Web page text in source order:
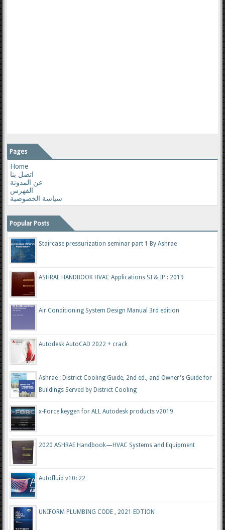
Pages
Home
اتصل بنا
عن المدونة
الفهرس
سياسة الخصوصية
Popular Posts
Staircase pressurization seminar part 1 By Ashrae
ASHRAE HANDBOOK HVAC Applications SI & IP : 2019
Air Conditioning System Design Manual 3rd edition
Autodesk AutoCAD 2022 + crack
Ashrae : District Cooling Guide, 2nd ed., and Owner's Guide for
Buildings Served by District Cooling
x-Force keygen for ALL Autodesk products v2019
2020 ASHRAE Handbook—HVAC Systems and Equipment
Autofluid v10c22
UNIFORM PLUMBING CODE , 2021 EDTION